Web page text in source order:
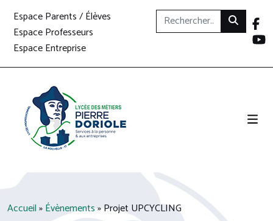
Espace Parents / Élèves
Espace Professeurs
Espace Entreprise
Accueil»Évènements»Projet UPCYCLING